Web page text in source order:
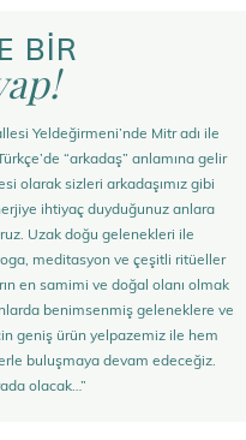
BİR
Yeldeğirmeni’nde Mitr adı ile
“arkadaş” anlamına gelir
olarak sizleri arkadaşımız gibi
ihtiyaç duyduğunuz anlara
Uzak doğu gelenekleri ile
meditasyon ve çeşitli ritüeller
en samimi ve doğal olanı olmak
benimsenmiş geleneklere ve
geniş ürün yelpazemiz ile hem
buluşmaya devam edeceğiz.
olacak…”